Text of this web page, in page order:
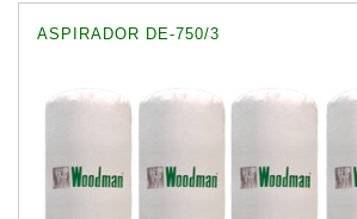
ASPIRADOR DE-750/3